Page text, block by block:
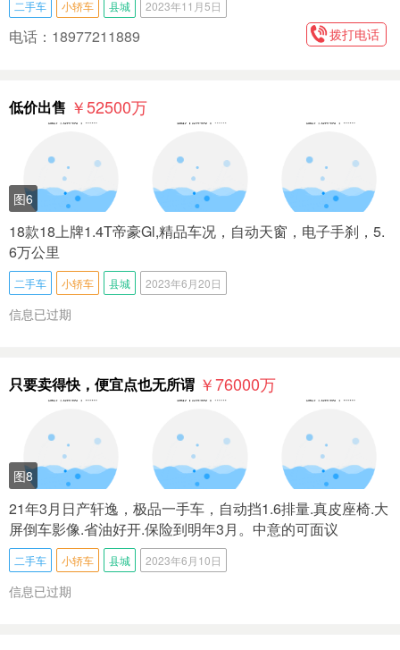
二手车 小轿车 县城 2023年11月5日
电话：18977211889 拨打电话
低价出售 ￥52500万
图6
18款18上牌1.4T帝豪Gl,精品车况，自动天窗，电子手刹，5.
6万公里
二手车 小轿车 县城 2023年6月20日
信息已过期
只要卖得快，便宜点也无所谓 ￥76000万
图8
21年3月日产轩逸，极品一手车，自动挡1.6排量.真皮座椅.大
屏倒车影像.省油好开.保险到明年3月。中意的可面议
二手车 小轿车 县城 2023年6月10日
信息已过期